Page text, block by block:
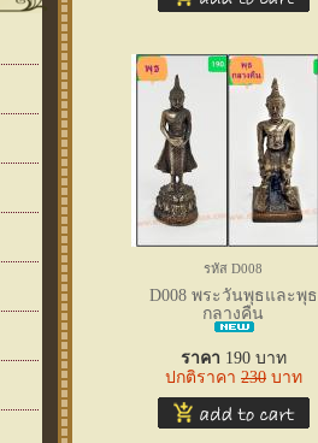
รหัส D008
D008 พระวันพุธและพุธ
กลางคืน
ราคา 190 บาท
ปกติราคา 230 บาท